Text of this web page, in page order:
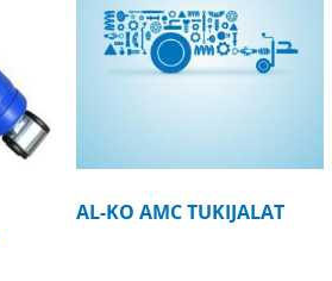
AL-KO AMC TUKIJALAT